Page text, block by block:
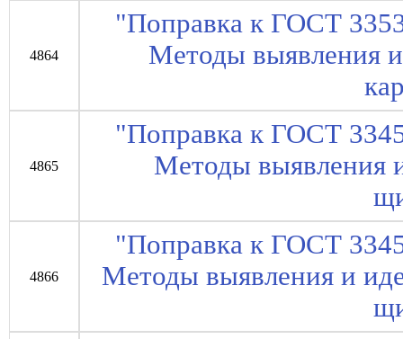
4864
"Поправка к ГОСТ
Методы выявления
4865
"Поправка к ГОСТ
Методы выявления
4866
"Поправка к ГОСТ
Методы выявления и